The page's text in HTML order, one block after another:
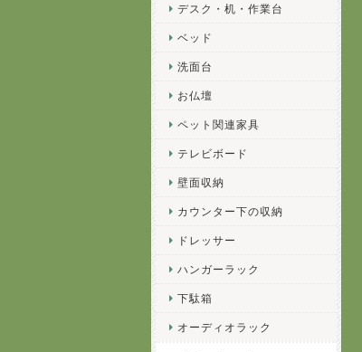
デスク・机・作業台
ベッド
洗面台
お仏壇
ペット関連家具
テレビボード
壁面収納
カウンター下の収納
ドレッサー
ハンガーラック
下駄箱
オーディオラック